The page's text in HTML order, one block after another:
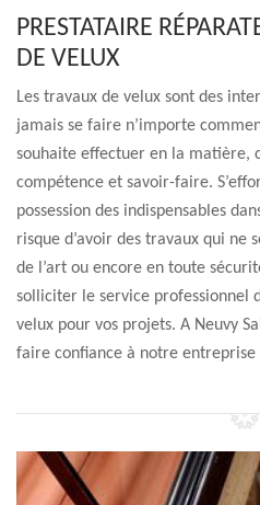
PRESTATAIRE
DE VELUX
Les travaux de velux sont des
jamais se faire n’importe
souhaite effectuer en la matière,
compétence et savoir-faire.
possession des indispensables
risque d’avoir des travaux qui ne
de l’art ou encore en toute
solliciter le service professionnel
velux pour vos projets. A Neuvy
faire confiance à notre entreprise